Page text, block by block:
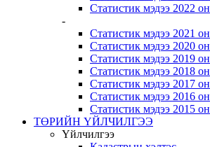
Статистик мэдээ 2022 он
-
Статистик мэдээ 2021 он
Статистик мэдээ 2020 он
Статистик мэдээ 2019 он
Статистик мэдээ 2018 он
Статистик мэдээ 2017 он
Статистик мэдээ 2016 он
Статистик мэдээ 2015 он
ТӨРИЙН ҮЙЛЧИЛГЭЭ
Үйлчилгээ